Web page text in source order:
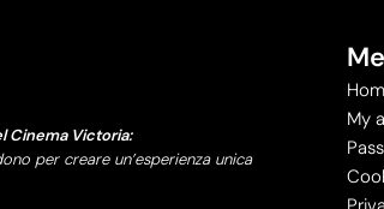
Cinema Victoria:
per creare un’esperienza unica
My